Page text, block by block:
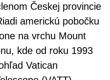
Českej provincie
americkú pobočku
na vrchu Mount
kde od roku 1993
Vatican